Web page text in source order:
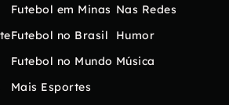
Futebol em Minas
Futebol no Brasil
Futebol no Mundo
Mais Esportes
Nas Redes
Humor
Música